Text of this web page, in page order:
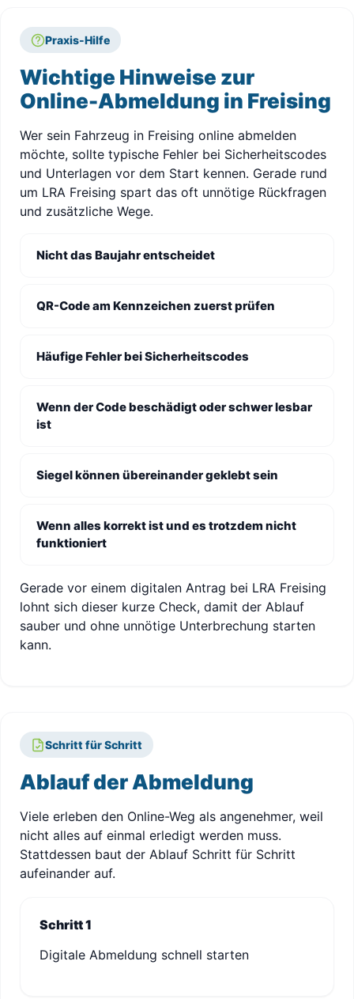
Praxis-Hilfe
Wichtige Hinweise zur
Online-Abmeldung in Freising
Wer sein Fahrzeug in Freising online abmelden
möchte, sollte typische Fehler bei Sicherheitscodes
und Unterlagen vor dem Start kennen. Gerade rund
um LRA Freising spart das oft unnötige Rückfragen
und zusätzliche Wege.
Nicht das Baujahr entscheidet
QR-Code am Kennzeichen zuerst prüfen
Häufige Fehler bei Sicherheitscodes
Wenn der Code beschädigt oder schwer lesbar
ist
Siegel können übereinander geklebt sein
Wenn alles korrekt ist und es trotzdem nicht
funktioniert
Gerade vor einem digitalen Antrag bei LRA Freising
lohnt sich dieser kurze Check, damit der Ablauf
sauber und ohne unnötige Unterbrechung starten
kann.
Schritt für Schritt
Ablauf der Abmeldung
Viele erleben den Online-Weg als angenehmer, weil
nicht alles auf einmal erledigt werden muss.
Stattdessen baut der Ablauf Schritt für Schritt
aufeinander auf.
Schritt 1
Digitale Abmeldung schnell starten